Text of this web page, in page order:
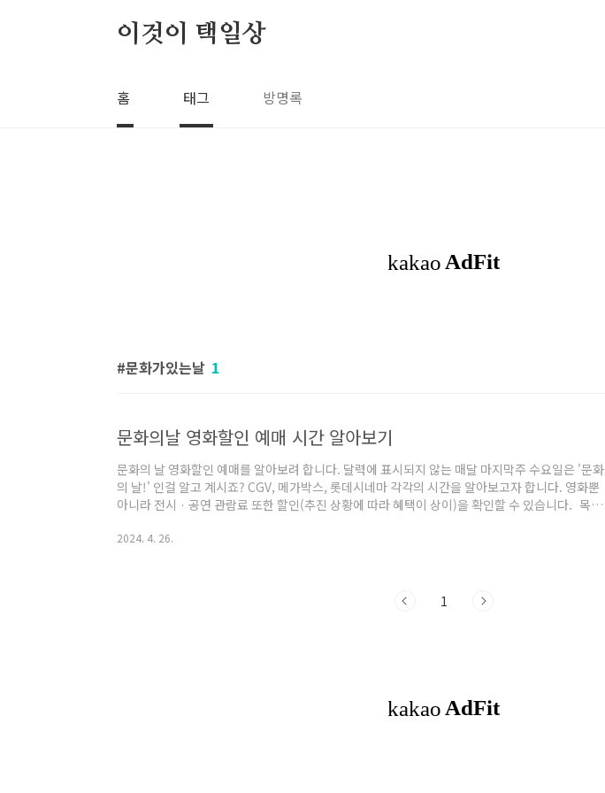
이것이 택일상
홈 태그 방명록
문화가있는날 1
문화의날 영화할인 예매 시간 알아보기
문화의 날 영화할인 예매를 알아보려 합니다. 달력에 표시되지 않는 매달 마지막주 수요일은 '문화
의 날!' 인걸 알고 계시죠? CGV, 메가박스, 롯데시네마 각각의 시간을 알아보고자 합니다. 영화뿐
아니라 전시 · 공연 관람료 또한 할인(추진 상황에 따라 혜택이 상이)을 확인할 수 있습니다. 목차
스, 롯데시네마 예매 시간-문화가 있는 날 수요일 관람료 할인 17시 ~ 21시까지 (2D한정) 관람료
2024. 4. 26.
1